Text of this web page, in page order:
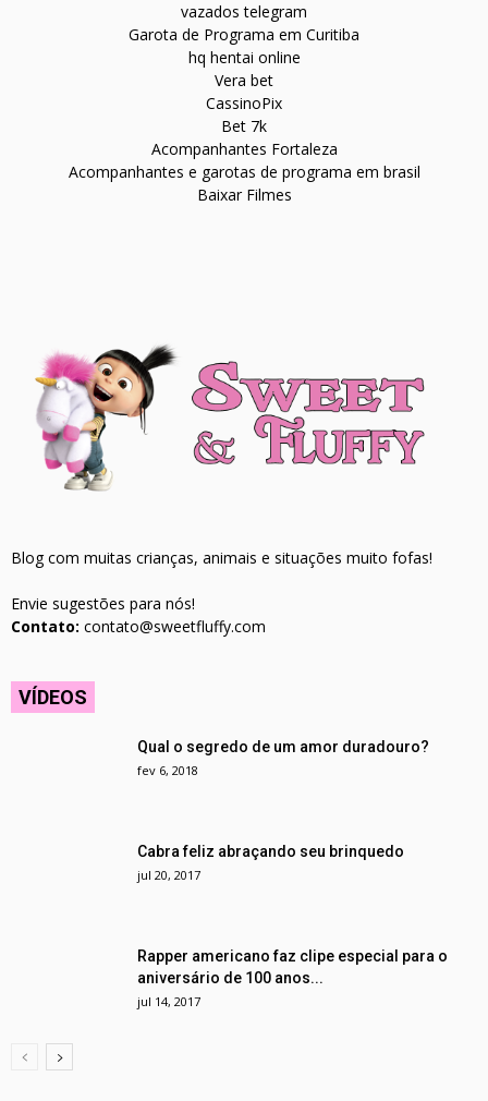
vazados telegram
Garota de Programa em Curitiba
hq hentai online
Vera bet
CassinoPix
Bet 7k
Acompanhantes Fortaleza
Acompanhantes e garotas de programa em brasil
Baixar Filmes
Blog com muitas crianças, animais e situações muito fofas!
Envie sugestões para nós!
Contato: contato@sweetfluffy.com
VÍDEOS
Qual o segredo de um amor duradouro?
fev 6, 2018
Cabra feliz abraçando seu brinquedo
jul 20, 2017
Rapper americano faz clipe especial para o
aniversário de 100 anos...
jul 14, 2017